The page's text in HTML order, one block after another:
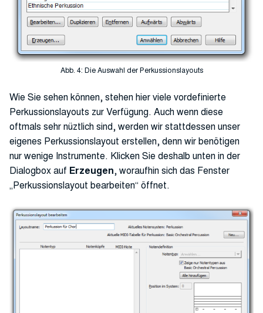
Abb. 4: Die Auswahl der Perkussionslayouts
Wie Sie sehen können, stehen hier viele vordefinierte
Perkussionslayouts zur Verfügung. Auch wenn diese
oftmals sehr nüztlich sind, werden wir stattdessen unser
eigenes Perkussionslayout erstellen, denn wir benötigen
nur wenige Instrumente. Klicken Sie deshalb unten in der
Dialogbox auf Erzeugen, woraufhin sich das Fenster
„Perkussionslayout bearbeiten“ öffnet.